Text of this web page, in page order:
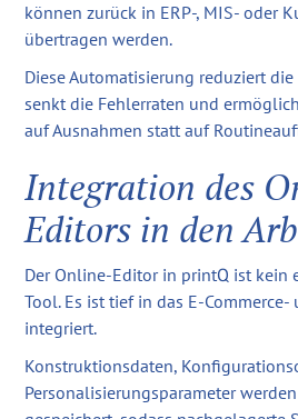
können zurück in ERP-, MIS- oder
übertragen werden.
Diese Automatisierung reduziert
senkt die Fehlerraten und
auf Ausnahmen statt auf
Integration des
Editors in den
Der Online-Editor in printQ ist kein
Tool. Es ist tief in das E-
integriert.
Konstruktionsdaten,
Personalisierungsparameter